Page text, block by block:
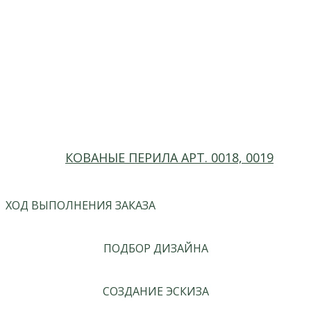
КОВАНЫЕ ПЕРИЛА АРТ. 0018, 0019
ХОД ВЫПОЛНЕНИЯ ЗАКАЗА
ПОДБОР ДИЗАЙНА
СОЗДАНИЕ ЭСКИЗА